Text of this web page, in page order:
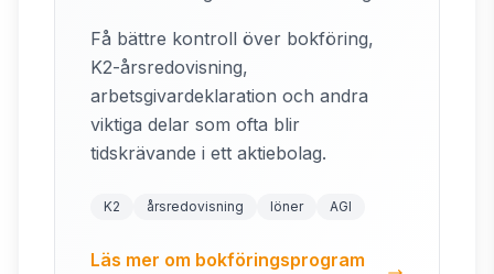
Få bättre kontroll över bokföring,
K2-årsredovisning,
arbetsgivardeklaration och andra
viktiga delar som ofta blir
tidskrävande i ett aktiebolag.
K2 årsredovisning löner AGI
Läs mer om bokföringsprogram